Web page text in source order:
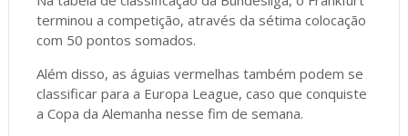
terminou a competição, através da sétima colocação
com 50 pontos somados.
Além disso, as águias vermelhas também podem se
classificar para a Europa League, caso que conquiste
a Copa da Alemanha nesse fim de semana.